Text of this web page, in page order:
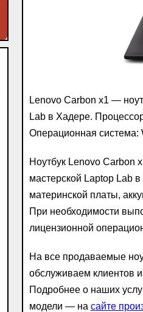
Lenovo Carbon x1 —
Lab в Хадере.
Операционная система:
Ноутбук Lenovo Carbon
мастерской Laptop Lab
материнской платы,
При необходимости
лицензионной
На все продаваемые
обслуживаем клиентов
Подробнее о наших
модели — на сайте